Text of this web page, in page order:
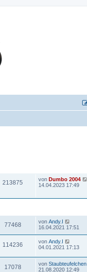
213875 von Dumbo 2004
14.04.2023 17:49
77468 von Andy.I
16.04.2021 17:51
114236 von Andy.I
04.01.2021 17:13
17078 von Staubteufelchen
21.08.2020 12:49